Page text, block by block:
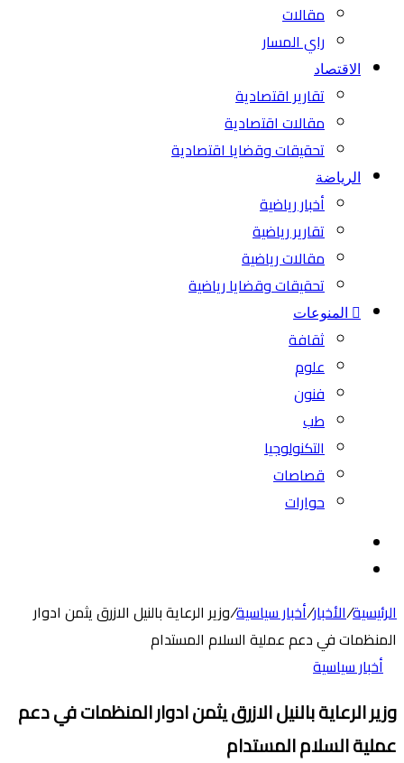
مقالات
راي المسار
الاقتصاد
تقارير اقتصادية
مقالات اقتصادية
تحقيقات وقضايا اقتصادية
الرياضة
أخبار رياضية
تقارير رياضية
مقالات رياضية
تحقيقات وقضايا رياضية
المنوعات
ثقافة
علوم
فنون
طب
التكنولوجيا
قصاصات
حوارات
الرئيسية/الأخبار/أخبار سياسية/وزير الرعاية بالنيل الازرق يثمن ادوار
المنظمات في دعم عملية السلام المستدام
أخبار سياسية
وزير الرعاية بالنيل الازرق يثمن ادوار المنظمات في دعم
عملية السلام المستدام